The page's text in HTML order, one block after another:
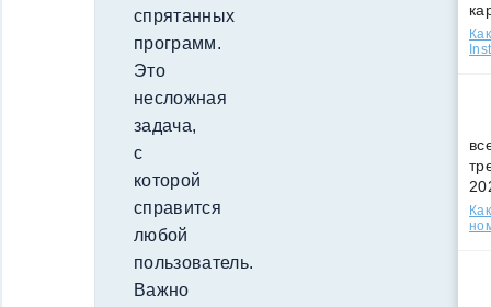
спрятанных
программ.
Это
несложная
задача,
с
которой
справится
любой
пользователь.
Важно